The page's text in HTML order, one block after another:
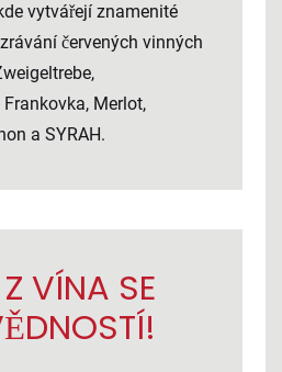
vytvářejí znamenité
červených vinných
Merlot,
a SYRAH.
VÍNA SE